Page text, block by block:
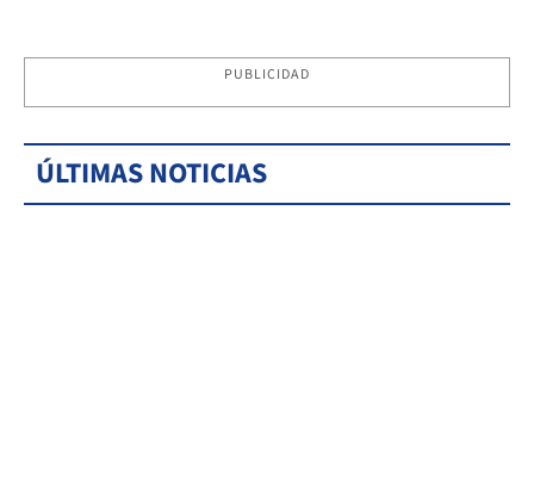
PUBLICIDAD
ÚLTIMAS NOTICIAS